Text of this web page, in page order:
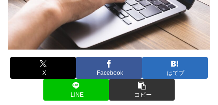
X Facebook はてブ
LINE コピー